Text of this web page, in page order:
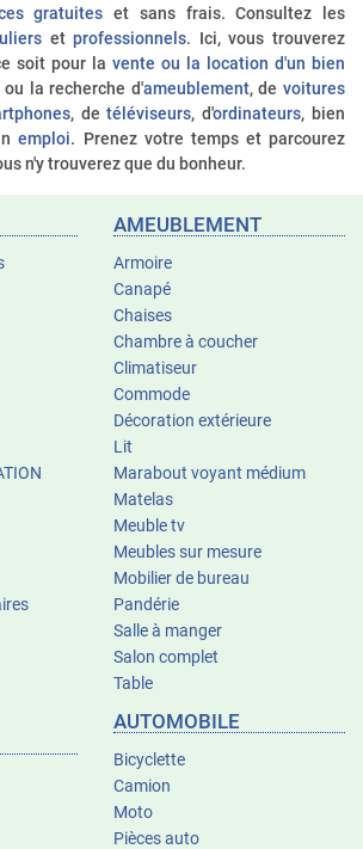
gratuites et sans frais. Consultez les
etprofessionnels. Ici, vous trouverez
soit pour la vente ou la location d'un bien
la recherche d'ameublement, de voitures
, detéléviseurs, d'ordinateurs, bien
emploi. Prenez votre temps et parcourez
n'y trouverez que du bonheur.
AMEUBLEMENT
Armoire
Canapé
Chaises
Chambre à coucher
Climatiseur
Commode
Décoration extérieure
Lit
Marabout voyant médium
Matelas
Meuble tv
Meubles sur mesure
Mobilier de bureau
Pandérie
Salle à manger
Salon complet
Table
AUTOMOBILE
Bicyclette
Camion
Moto
Pièces auto